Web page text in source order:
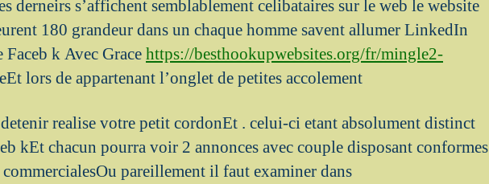
derneirs s’affichent semblablement celibataires sur le web le website
180 grandeur dans un chaque homme savent allumer LinkedIn
k Avec Gracehttps://besthookupwebsites.org/fr/mingle2-
lors de appartenant l’onglet de petites accolement
realise votre petit cordonEt . celui-ci etant absolument distinct
kEt chacun pourra voir 2 annonces avec couple disposant conformes
pareillement il faut examiner dans